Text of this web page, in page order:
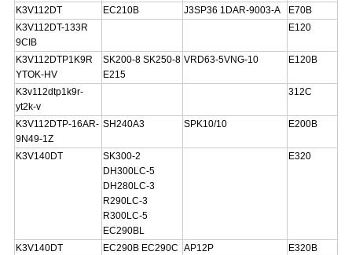
K3V112DT EC210B J3SP36 1DAR-9003-A
E70B
K3V112DT-133R
9CIB
E120
K3V112DTP1K9R
YTOK-HV
SK200-8 SK250-8
E215
VRD63-5VNG-10 E120B
K3v112dtp1k9r-
yt2k-v
312C
K3V112DTP-16AR-
9N49-1Z
SH240A3 SPK10/10 E200B
K3V140DT
SK300-2
DH300LC-5
DH280LC-3
R290LC-3
R300LC-5
EC290BL
E320
K3V140DT EC290B EC290C AP12P
E320B